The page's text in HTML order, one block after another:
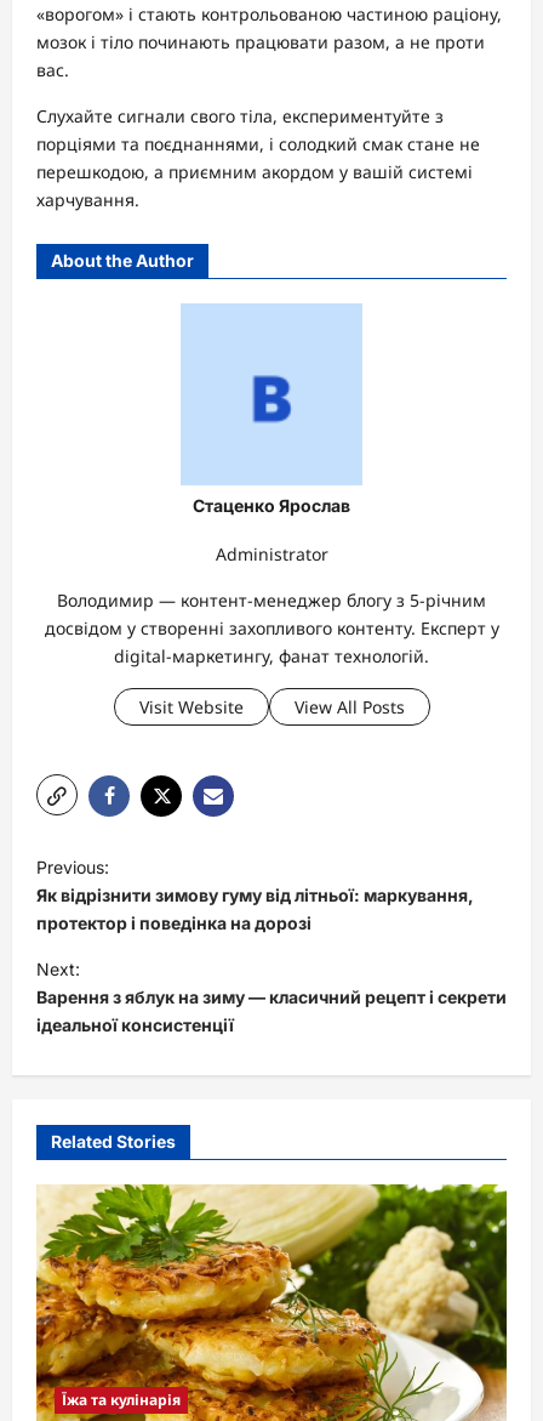
«ворогом» і стають контрольованою частиною раціону,
мозок і тіло починають працювати разом, а не проти
вас.
Слухайте сигнали свого тіла, експериментуйте з
порціями та поєднаннями, і солодкий смак стане не
перешкодою, а приємним акордом у вашій системі
харчування.
About the Author
Стаценко Ярослав
Administrator
Володимир — контент-менеджер блогу з 5-річним
досвідом у створенні захопливого контенту. Експерт у
digital-маркетингу, фанат технологій.
Visit Website View All Posts
P
o
s
t
n
a
v
g
a
i
o
n
Previous:
Як відрізнити зимову гуму від літньої: маркування,
протектор і поведінка на дорозі
Next:
Варення з яблук на зиму — класичний рецепт і секрети
ідеальної консистенції
Related Stories
Їжа та кулінарія